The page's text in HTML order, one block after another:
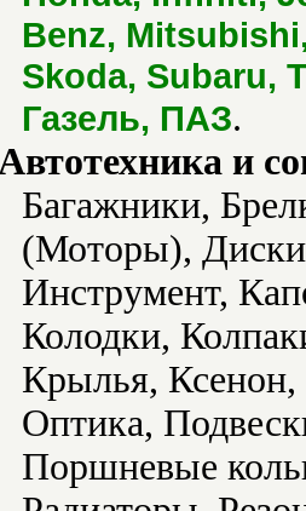
Benz,
Skoda, Subaru,
Газель, ПАЗ.
и
Багажники,
(Моторы),
Инструмент,
Колодки,
Крылья,
Оптика,
Поршневые